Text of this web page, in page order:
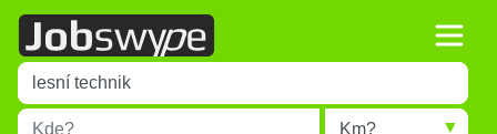
Title
Type 1 or more characters for results.
Místo Radius